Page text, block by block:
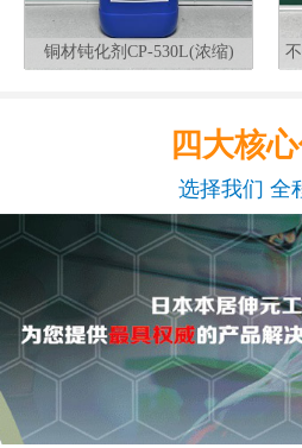
铜材钝化剂CP-530L(浓缩)
四大核
选择我们 全